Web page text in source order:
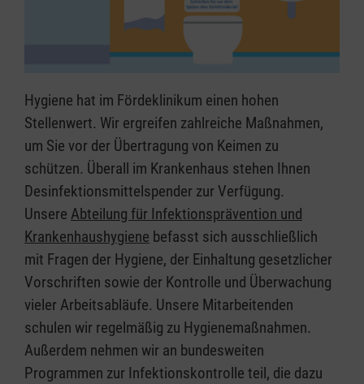
Hygiene hat im Fördeklinikum einen hohen
Stellenwert. Wir ergreifen zahlreiche Maßnahmen,
um Sie vor der Übertragung von Keimen zu
schützen. Überall im Krankenhaus stehen Ihnen
Desinfektionsmittelspender zur Verfügung.
Unsere Abteilung für Infektionsprävention und
Krankenhaushygiene befasst sich ausschließlich
mit Fragen der Hygiene, der Einhaltung gesetzlicher
Vorschriften sowie der Kontrolle und Überwachung
vieler Arbeitsabläufe. Unsere Mitarbeitenden
schulen wir regelmäßig zu Hygienemaßnahmen.
Außerdem nehmen wir an bundesweiten
Programmen zur Infektionskontrolle teil, die dazu